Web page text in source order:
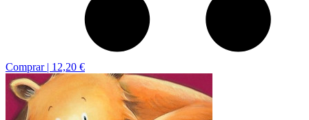
Comprar | 12,20 €